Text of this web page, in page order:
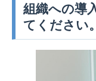
組織への導
てください。